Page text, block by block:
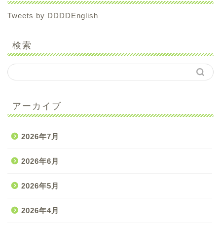
Tweets by DDDDEnglish
検索
アーカイブ
2026年7月
2026年6月
2026年5月
2026年4月